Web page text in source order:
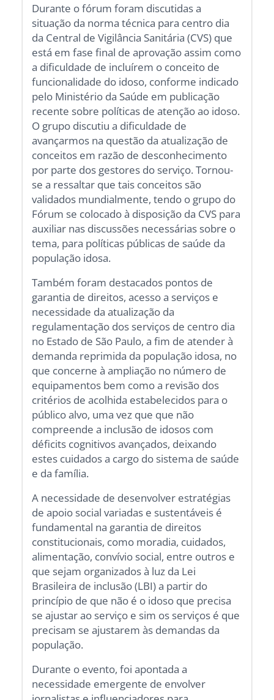
Durante o fórum foram discutidas a
situação da norma técnica para centro dia
da Central de Vigilância Sanitária (CVS) que
está em fase final de aprovação assim como
a dificuldade de incluírem o conceito de
funcionalidade do idoso, conforme indicado
pelo Ministério da Saúde em publicação
recente sobre políticas de atenção ao idoso.
O grupo discutiu a dificuldade de
avançarmos na questão da atualização de
conceitos em razão de desconhecimento
por parte dos gestores do serviço. Tornou-
se a ressaltar que tais conceitos são
validados mundialmente, tendo o grupo do
Fórum se colocado à disposição da CVS para
auxiliar nas discussões necessárias sobre o
tema, para políticas públicas de saúde da
população idosa.
Também foram destacados pontos de
garantia de direitos, acesso a serviços e
necessidade da atualização da
regulamentação dos serviços de centro dia
no Estado de São Paulo, a fim de atender à
demanda reprimida da população idosa, no
que concerne à ampliação no número de
equipamentos bem como a revisão dos
critérios de acolhida estabelecidos para o
público alvo, uma vez que que não
compreende a inclusão de idosos com
déficits cognitivos avançados, deixando
estes cuidados a cargo do sistema de saúde
e da família.
A necessidade de desenvolver estratégias
de apoio social variadas e sustentáveis é
fundamental na garantia de direitos
constitucionais, como moradia, cuidados,
alimentação, convívio social, entre outros e
que sejam organizados à luz da Lei
Brasileira de inclusão (LBI) a partir do
princípio de que não é o idoso que precisa
se ajustar ao serviço e sim os serviços é que
precisam se ajustarem às demandas da
população.
Durante o evento, foi apontada a
necessidade emergente de envolver